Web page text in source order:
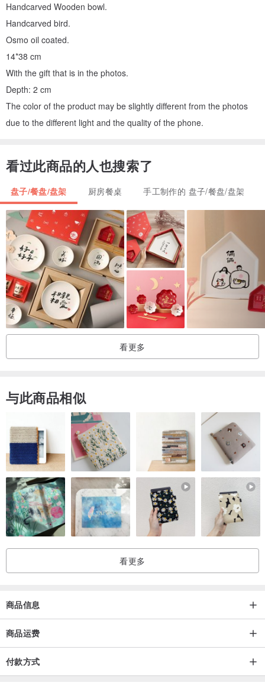
Handcarved Wooden bowl.
Handcarved bird.
Osmo oil coated.
14*38 cm
With the gift that is in the photos.
Depth: 2 cm
The color of the product may be slightly different from the photos
due to the different light and the quality of the phone.
看过此商品的人也搜索了
盘子/餐盘/盘架 厨房餐桌 手工制作的 盘子/餐盘/盘架
看更多
与此商品相似
看更多
商品信息
商品运费
付款方式